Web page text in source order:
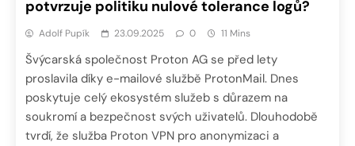
potvrzuje politiku nulové tolerance logů?
Adolf Pupík 23.09.2025 0 11 Mins
Švýcarská společnost Proton AG se před lety
proslavila díky e-mailové službě ProtonMail. Dnes
poskytuje celý ekosystém služeb s důrazem na
soukromí a bezpečnost svých uživatelů. Dlouhodobě
tvrdí, že služba Proton VPN pro anonymizaci a